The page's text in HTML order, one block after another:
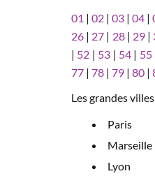
01 |02 |03 |04 |
26 | 27 | 28| 29|
| 52 | 53 | 54 | 55
77 | 78 | 79 | 80 |
Les grandes villes
Paris
Marseille
Lyon